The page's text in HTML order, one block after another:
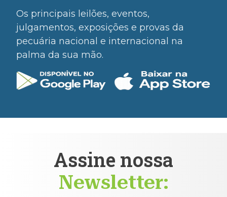
Os principais leilões, eventos,
julgamentos, exposições e provas da
pecuária nacional e internacional na
palma da sua mão.
Assine nossa
Newsletter: